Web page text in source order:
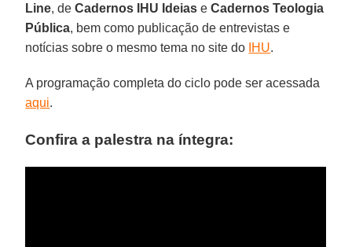
Line, deCadernos IHU Ideias eCadernos Teologia
Pública, bem como publicação de entrevistas e
notícias sobre o mesmo tema no site do IHU.
A programação completa do ciclo pode ser acessada
aqui.
Confira a palestra na íntegra: